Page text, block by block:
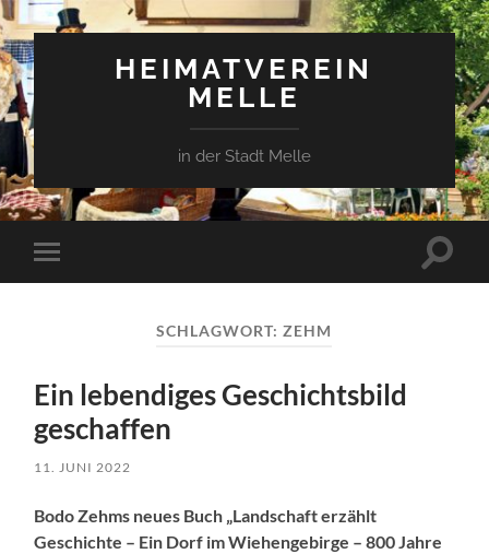
HEIMATVEREIN
MELLE
in der Stadt Melle
Mobile-
Menü
SCHLAGWORT:ZEHM
Ein lebendiges Geschichtsbild
geschaffen
11. JUNI 2022
Bodo Zehms neues Buch „Landschaft erzählt
Geschichte – Ein Dorf im Wiehengebirge – 800 Jahre